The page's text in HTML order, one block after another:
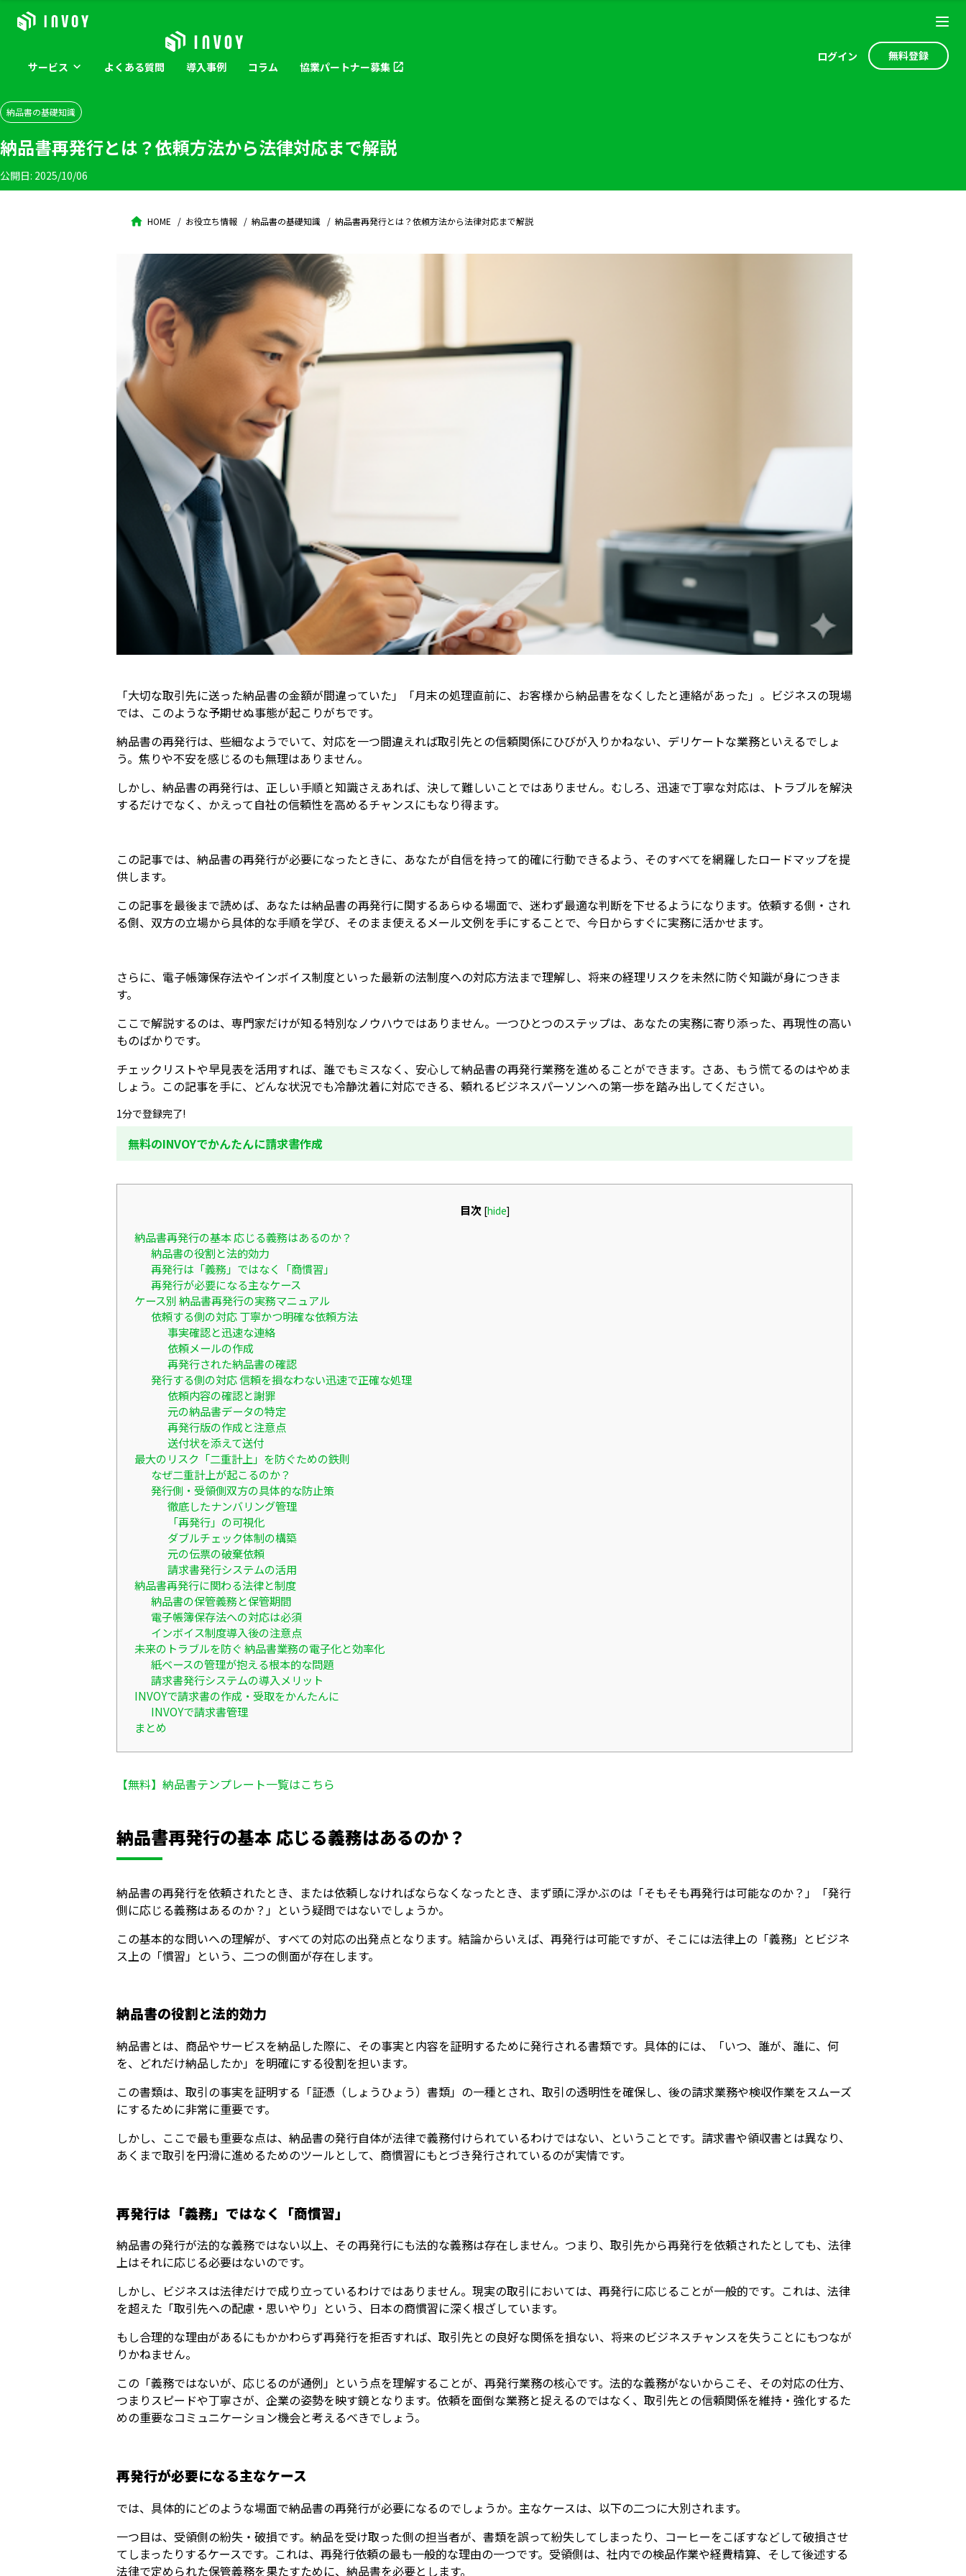
サービス よくある質問 導入事例 コラム 協業パートナー募集
ログイン 無料登録
納品書の基礎知識
納品書再発行とは？依頼方法から法律対応まで解説
公開日: 2025/10/06
HOME お役立ち情報 納品書の基礎知識 納品書再発行とは？依頼方法から法律対応まで解説
「大切な取引先に送った納品書の金額が間違っていた」「月末の処理直前に、お客様から納品書をなくしたと連絡があった」。ビジネスの現場
では、このような予期せぬ事態が起こりがちです。
納品書の再発行は、些細なようでいて、対応を一つ間違えれば取引先との信頼関係にひびが入りかねない、デリケートな業務といえるでしょ
う。焦りや不安を感じるのも無理はありません。
しかし、納品書の再発行は、正しい手順と知識さえあれば、決して難しいことではありません。むしろ、迅速で丁寧な対応は、トラブルを解決
するだけでなく、かえって自社の信頼性を高めるチャンスにもなり得ます。
この記事では、納品書の再発行が必要になったときに、あなたが自信を持って的確に行動できるよう、そのすべてを網羅したロードマップを提
供します。
この記事を最後まで読めば、あなたは納品書の再発行に関するあらゆる場面で、迷わず最適な判断を下せるようになります。依頼する側・され
る側、双方の立場から具体的な手順を学び、そのまま使えるメール文例を手にすることで、今日からすぐに実務に活かせます。
さらに、電子帳簿保存法やインボイス制度といった最新の法制度への対応方法まで理解し、将来の経理リスクを未然に防ぐ知識が身につきま
す。
ここで解説するのは、専門家だけが知る特別なノウハウではありません。一つひとつのステップは、あなたの実務に寄り添った、再現性の高い
ものばかりです。
チェックリストや早見表を活用すれば、誰でもミスなく、安心して納品書の再発行業務を進めることができます。さあ、もう慌てるのはやめま
しょう。この記事を手に、どんな状況でも冷静沈着に対応できる、頼れるビジネスパーソンへの第一歩を踏み出してください。
1分で登録完了!
無料のINVOYでかんたんに請求書作成
目次 [hide]
納品書再発行の基本 応じる義務はあるのか？
納品書の役割と法的効力
再発行は「義務」ではなく「商慣習」
再発行が必要になる主なケース
ケース別 納品書再発行の実務マニュアル
依頼する側の対応 丁寧かつ明確な依頼方法
事実確認と迅速な連絡
依頼メールの作成
再発行された納品書の確認
発行する側の対応 信頼を損なわない迅速で正確な処理
依頼内容の確認と謝罪
元の納品書データの特定
再発行版の作成と注意点
送付状を添えて送付
最大のリスク「二重計上」を防ぐための鉄則
なぜ二重計上が起こるのか？
発行側・受領側双方の具体的な防止策
徹底したナンバリング管理
「再発行」の可視化
ダブルチェック体制の構築
元の伝票の破棄依頼
請求書発行システムの活用
納品書再発行に関わる法律と制度
納品書の保管義務と保管期間
電子帳簿保存法への対応は必須
インボイス制度導入後の注意点
未来のトラブルを防ぐ 納品書業務の電子化と効率化
紙ベースの管理が抱える根本的な問題
請求書発行システムの導入メリット
INVOYで請求書の作成・受取をかんたんに
INVOYで請求書管理
まとめ
【無料】納品書テンプレート一覧はこちら
納品書再発行の基本 応じる義務はあるのか？
納品書の再発行を依頼されたとき、または依頼しなければならなくなったとき、まず頭に浮かぶのは「そもそも再発行は可能なのか？」「発行
側に応じる義務はあるのか？」という疑問ではないでしょうか。
この基本的な問いへの理解が、すべての対応の出発点となります。結論からいえば、再発行は可能ですが、そこには法律上の「義務」とビジネ
ス上の「慣習」という、二つの側面が存在します。
納品書の役割と法的効力
納品書とは、商品やサービスを納品した際に、その事実と内容を証明するために発行される書類です。具体的には、「いつ、誰が、誰に、何
を、どれだけ納品したか」を明確にする役割を担います。
この書類は、取引の事実を証明する「証憑（しょうひょう）書類」の一種とされ、取引の透明性を確保し、後の請求業務や検収作業をスムーズ
にするために非常に重要です。
しかし、ここで最も重要な点は、納品書の発行自体が法律で義務付けられているわけではない、ということです。請求書や領収書とは異なり、
あくまで取引を円滑に進めるためのツールとして、商慣習にもとづき発行されているのが実情です。
再発行は「義務」ではなく「商慣習」
納品書の発行が法的な義務ではない以上、その再発行にも法的な義務は存在しません。つまり、取引先から再発行を依頼されたとしても、法律
上はそれに応じる必要はないのです。
しかし、ビジネスは法律だけで成り立っているわけではありません。現実の取引においては、再発行に応じることが一般的です。これは、法律
を超えた「取引先への配慮・思いやり」という、日本の商慣習に深く根ざしています。
もし合理的な理由があるにもかかわらず再発行を拒否すれば、取引先との良好な関係を損ない、将来のビジネスチャンスを失うことにもつなが
りかねません。
この「義務ではないが、応じるのが通例」という点を理解することが、再発行業務の核心です。法的な義務がないからこそ、その対応の仕方、
つまりスピードや丁寧さが、企業の姿勢を映す鏡となります。依頼を面倒な業務と捉えるのではなく、取引先との信頼関係を維持・強化するた
めの重要なコミュニケーション機会と考えるべきでしょう。
再発行が必要になる主なケース
では、具体的にどのような場面で納品書の再発行が必要になるのでしょうか。主なケースは、以下の二つに大別されます。
一つ目は、受領側の紛失・破損です。納品を受け取った側の担当者が、書類を誤って紛失してしまったり、コーヒーをこぼすなどして破損させ
てしまったりするケースです。これは、再発行依頼の最も一般的な理由の一つです。受領側は、社内での検品作業や経費精算、そして後述する
法律で定められた保管義務を果たすために、納品書を必要とします。